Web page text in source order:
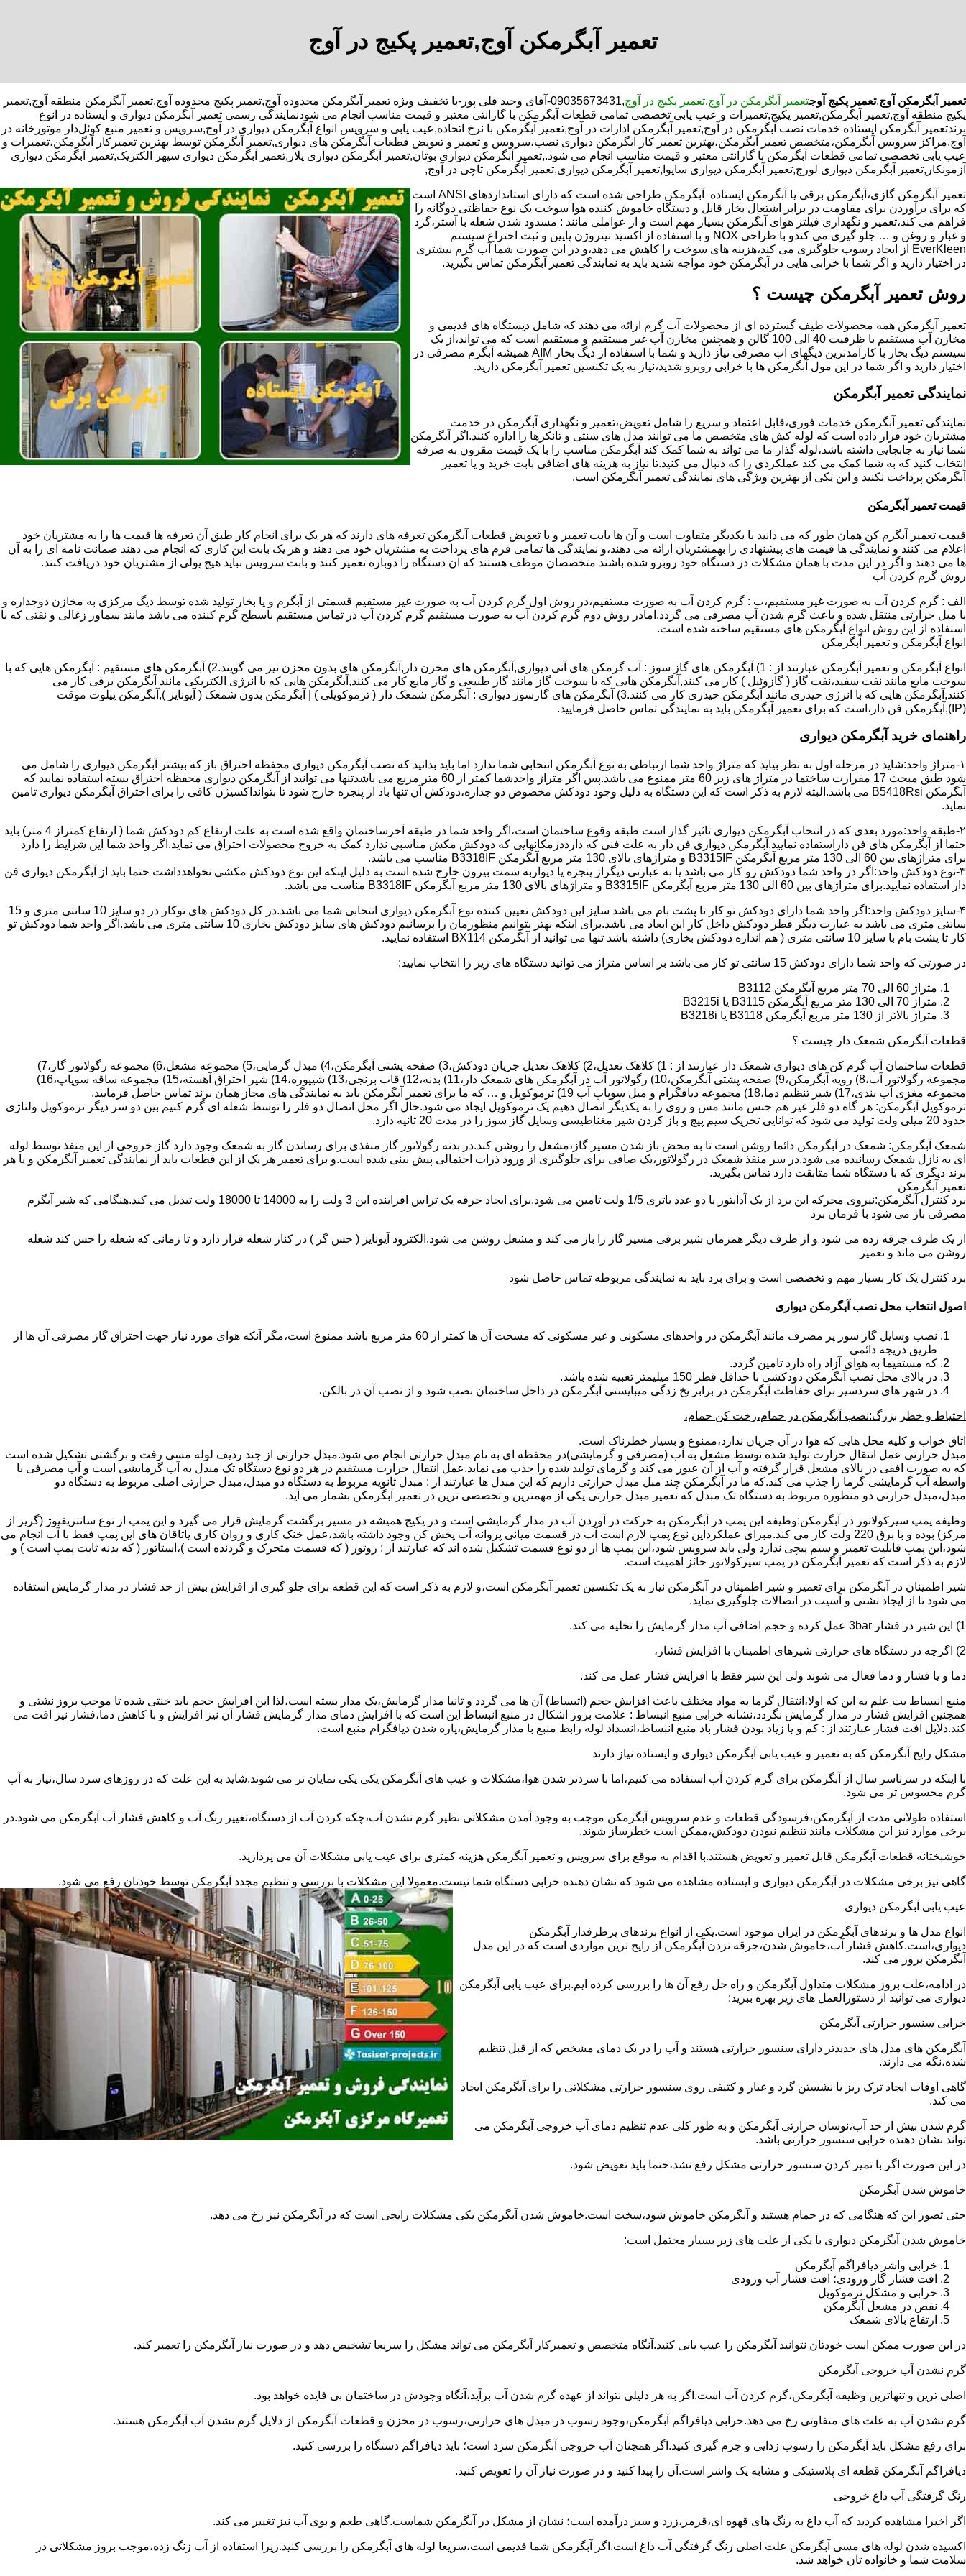
تعمیر آبگرمکن آوج,تعمیر پکیج در آوج
تعمیر آبگرمکن آوج,تعمیر پکیج آوجتعمیر آبگرمکن در آوج,تعمیر پکیج در آوج
,09035673431-آقای وحید قلی پور-با تخفیف ویژه تعمیر آبگرمکن محدوده آوج,تعمیر پکیج محدوده آوج,تعمیر آبگرمکن منطقه آوج,تعمیر
پکیج منطقه آوج,تعمیر آبگرمکن,تعمیر پکیج,تعمیرات و عیب یابی تخصصی تمامی قطعات آبگرمکن با گارانتی معتبر و قیمت مناسب انجام می شودنمایندگی رسمی تعمیر آبگرمکن دیواری و ایستاده در انوع
برندتعمیر آبگرمکن ایستاده خدمات نصب آبگرمکن در آوج,تعمیر آبگرمکن ادارات در آوج,تعمیر آبگرمکن با نرخ اتحاده,عیب یابی و سرویس انواع آبگرمکن دیواری در آوج,سرویس و تعمیر منبع کوئل‌دار موتورخانه در
آوج,مراکز سرویس آبگرمکن،متخصص تعمیر آبگرمکن،بهترین تعمیر کار ابگرمکن دیواری نصب،سرویس و تعمیر و تعویض قطعات آبگرمکن های دیواری,تعمیر آبگرمکن توسط بهترین تعمیرکار آبگرمکن،تعمیرات و
عیب یابی تخصصی تمامی قطعات آبگرمکن با گارانتی معتبر و قیمت مناسب انجام می شود.,تعمیر آبگرمکن دیواری بوتان,تعمیر آبگرمکن دیواری پلار,تعمیر آبگرمکن دیواری سپهر الکتریک,تعمیر آبگرمکن دیواری
آزمونکار,تعمیر آبگرمکن دیواری لورچ,تعمیر آبگرمکن دیواری سایوا,تعمیر آبگرمکن دیواری,تعمیر آبگرمکن تاچی در آوج,
تعمیر آبگرمکن گازی،آبگرمکن برقی یا آبگرمکن ایستاده ​ آبگرمکن طراحی شده است که دارای استانداردهای ANSI است
که برای برآوردن برای مقاومت در برابر اشتعال بخار قابل و دستگاه خاموش کننده هوا سوخت یک نوع حفاظتی دوگانه را
فراهم می کند،تعمیر و نگهداری فیلتر هوای آبگرمکن بسیار مهم است و از عواملی مانند : مسدود شدن شعله با آستر،گرد
و غبار و روغن و … جلو گیری می کندو با طراحی NOX و با استفاده از اکسید نیتروژن پایین و ثبت اختراع سیستم
EverKleen از ایجاد رسوب جلوگیری می کند،هزینه های سوخت را کاهش می دهد،و در این صورت شما آب گرم بیشتری
در اختیار دارید و اگر شما با خرابی هایی در آبگرمکن خود مواجه شدید باید به نمایندگی تعمیر آبگرمکن تماس بگیرید.
روش تعمیر آبگرمکن چیست ؟
تعمیر آبگرمکن همه محصولات طیف گسترده ای از محصولات آب گرم ارائه می دهند که شامل دیستگاه های قدیمی و
مخازن آب مستقیم با ظرفیت 40 الی 100 گالن و همچنین مخازن آب غیر مستقیم و مستقیم است که می تواند،از یک
سیستم دیگ بخار با کارآمدترین دیگهای آب مصرفی نیاز دارید و شما با استفاده از دیگ بخار AIM همیشه آبگرم مصرفی در
اختیار دارید و اگر شما در این مول آبگرمکن ها با خرابی روبرو شدید،نیاز به یک تکنسین تعمیر آبگرمکن دارید.
نمایندگی تعمیر آبگرمکن
نمایندگی تعمیر آبگرمکن خدمات فوری،قابل اعتماد و سریع را شامل تعویض،تعمیر و نگهداری آبگرمکن در خدمت
مشتریان خود قرار داده است که لوله کش های متخصص ما می توانند مدل های سنتی و تانکرها را اداره کنند.اگر آبگرمکن
شما نیاز به جابجایی داشته باشد،لوله گذار ما می تواند به شما کمک کند آبگرمکن مناسب را با یک قیمت مقرون به صرفه
انتخاب کنید که به شما کمک می کند عملکردی را که دنبال می کنید.تا نیاز به هزینه های اضافی بابت خرید و یا تعمیر
آبگرمکن پرداخت نکنید و این یکی از بهترین ویژگی های نمایندگی تعمیر آبگرمکن است.
قیمت تعمیر آبگرمکن
قیمت تعمیر آبگرم کن همان طور که می دانید با یکدیگر متفاوت است و آن ها بابت تعمیر و یا تعویض قطعات آبگرمکن تعرفه های دارند که هر یک برای انجام کار طبق آن تعرفه ها قیمت ها را به مشتریان خود
اعلام می کنند و نمایندگی ها قیمت های پیشنهادی را بهمشتریان ارائه می دهند،و نمایندگی ها تمامی فرم های پرداخت به مشتریان خود می دهند و هر یک بابت این کاری که انجام می دهند ضمانت نامه ای را به آن
ها می دهند و اگر در این مدت با همان مشکلات در دستگاه خود روبرو شده باشند متخصصان موظف هستند که ان دستگاه را دوباره تعمیر کنند و بابت سرویس نباید هیچ پولی از مشتریان خود دریافت کنند.
روش گرم کردن آب
الف : گرم کردن آب به صورت غیر مستقیم،ب : گرم کردن آب به صورت مستقیم،در روش اول گرم کردن آب به صورت غیر مستقیم قسمتی از آبگرم و یا بخار تولید شده توسط دیگ مرکزی به مخازن دوجداره و
یا مبل حرارتی منتقل شده و باعث گرم شدن آب مصرفی می گردد.امادر روش دوم گرم کردن آب به صورت مستقیم گرم کردن آب در تماس مستقیم باسطح گرم کننده می باشد مانند سماور زغالی و نفتی که با
استفاده از این روش انواع آبگرمکن های مستقیم ساخته شده است.
انواع آبگرمکن و تعمیر آبگرمکن
انواع آبگرمکن و تعمیر آبگرمکن عبارتند از : 1) آبگرمکن های گاز سوز : آب گرمکن های آنی دیواری,آبگرمکن های مخزن دار,آبگرمکن های بدون مخزن نیز می گویند.2) آبگرمکن های مستقیم : آبگرمکن هایی که با
سوخت مایع مانند نفت سفید،نفت گاز ( گازوئیل ) کار می کنند,آبگرمکن هایی که با سوخت گاز مانند گاز طبیعی و گاز مایع کار می کنند,آبگرمکن هایی که با انرژی الکتریکی مانند آبگرمکن برقی کار می
کنند,آبگرمکن هایی که با انرژی حیدری مانند آبگرمکن حیدری کار می کنند.3) آبگرمکن های گازسوز دیواری : آبگرمکن شمعک دار ( ترموکوپلی ) | آبگرمکن بدون شمعک ( آیونایز ),آبگرمکن پیلوت موقت
(IP),آبگرمکن فن دار،است که برای تعمیر آبگرمکن باید به نمایندگی تماس حاصل فرمایید.
راهنمای خرید آبگرمکن دیواری
۱-متراژ واحد:شاید در مرحله اول به نظر بیاید که متراژ واحد شما ارتباطی به نوع آبگرمکن انتخابی شما ندارد اما باید بدانید که نصب آبگرمکن دیواری محفظه احتراق باز که بیشتر آبگرمکن دیواری را شامل می
شود طبق مبحث 17 مقرارت ساختما در متراژ های زیر 60 متر ممنوع می باشد.پس اگر متراژ واحدشما کمتر از 60 متر مربع می باشدتنها می توانید از آبگرمکن دیواری محفظه احتراق بسته استفاده نمایید که
آبگرمکن B5418Rsi می باشد.البته لازم به ذکر است که این دستگاه به دلیل وجود دودکش مخصوص دو جداره،دودکش آن تنها باد از پنجره خارج شود تا بتوانداکسیژن کافی را برای احتراق آبگرمکن دیواری تامین
نماید.
۲-طبقه واحد:مورد بعدی که در انتخاب آبگرمکن دیواری تاثیر گذار است طبقه وقوع ساختمان است،اگر واحد شما در طبقه آخرساختمان واقع شده است به علت ارتفاع کم دودکش شما ( ارتفاع کمتراز 4 متر) باید
حتما از آبگرمکن های فن داراستفاده نمایید.آبگرمکن دیواری فن دار به علت فنی که دارددرمکانهایی که دودکش مکش مناسبی ندارد کمک به خروج محصولات احتراق می نماید.اگر واحد شما این شرایط را دارد
برای متراژهای بین 60 الی 130 متر مربع آبگرمکن B3315IF و متراژهای بالای 130 متر مربع آبگرمکن B3318IF مناسب می باشد.
۳-نوع دودکش واحد:اگر در واحد شما دودکش رو کار می باشد یا به عبارتی دیگراز پنجره یا دیواربه سمت بیرون خارج شده است به دلیل اینکه این نوع دودکش مکشی نخواهدداشت حتما باید از آبگرمکن دیواری فن
دار استفاده نمایید.برای متراژهای بین 60 الی 130 متر مربع آبگرمکن B3315IF و متراژهای بالای 130 متر مربع آبگرمکن B3318IF مناسب می باشد.
۴-سایز دودکش واحد:اگر واحد شما دارای دودکش تو کار تا پشت بام می باشد سایز این دودکش تعیین کننده نوع آبگرمکن دیواری انتخابی شما می باشد.در کل دودکش های توکار در دو سایز 10 سانتی متری و 15
سانتی متری می باشد به عبارت دیگر قطر دودکش داخل کار این ابعاد می باشد.برای اینکه بهتر بتوانیم منظورمان را برسانیم دودکش های سایز دودکش بخاری 10 سانتی متری می باشد.اگر واحد شما دودکش تو
کار تا پشت بام با سایز 10 سانتی متری ( هم اندازه دودکش بخاری) داشته باشد تنها می توانید از آبگرمکن BX114 استفاده نمایید.
در صورتی که واحد شما دارای دودکش 15 سانتی تو کار می باشد بر اساس متراژ می توانید دستگاه های زیر را انتخاب نمایید:
متراژ 60 الی 70 متر مربع آبگرمکن B3112
متراژ 70 الی 130 متر مربع آبگرمکن B3115 یا B3215i
متراژ بالاتر از 130 متر مربع آبگرمکن B3118 یا B3218i
قطعات آبگرمکن شمعک دار چیست ؟
قطعات ساختمان آب گرم کن های دیواری شمعک دار عبارتند از : 1) کلاهک تعدیل،2) کلاهک تعدیل جریان دودکش،3) صفحه پشتی آبگرمکن،4) مبدل گرمایی،5) مجموعه مشعل،6) مجموعه رگولاتور گاز،7)
مجموعه رگولاتور آب،8) رویه آبگرمکن،9) صفحه پشتی آبگرمکن،10) رگولاتور آب در آبگرمکن های شمعک دار،11) بدنه،12) قاب برنجی،13) شیپوره،14) شیر احتراق آهسته،15) مجموعه ساقه سوپاپ،16)
مجموعه مغزی آب بندی،17) شیر تنظیم دما،18) مجموعه دیافگرام و میل سوپاپ آب 19) ترموکوپل و … که ما برای تعمیر آبگرمکن باید به نمایندگی های مجاز همان برند تماس حاصل فرمایید.
ترموکوپل آبگرمکن: هر گاه دو فلز غیر هم جنس مانند مس و روی را به یکدیگر اتصال دهیم یک ترموکوپل ایجاد می شود.حال اگر محل اتصال دو فلز را توسط شعله ای گرم کنیم بین دو سر دیگر ترموکوپل ولتاژی
حدود 20 میلی ولت تولید می شود که توانایی تحریک سیم پیچ و باز کردن شیر مغناطیسی وسایل گاز سوز را در مدت 20 ثانیه دارد.
شمعک آبگرمکن: شمعک در آبگرمکن دائما روشن است تا به محض باز شدن مسیر گاز،مشعل را روشن کند.در بدنه رگولاتور گاز منفذی برای رساندن گاز به شمعک وجود دارد گاز خروجی از این منفذ توسط لوله
ای به نازل شمعک رسانیده می شود.در سر منفذ شمعک در رگولاتور،یک صافی برای جلوگیری از ورود ذرات احتمالی پیش بینی شده است.و برای تعمیر هر یک از این قطعات باید از نمایندگی تعمیر آبگرمکن و یا هر
برند دیگری که با دستگاه شما متابقت دارد تماس بگیرید.
تعمیر آبگرمکن
برد کنترل آبگرمکن:نیروی محرکه این برد از یک آدابتور یا دو عدد باتری 1/5 ولت تامین می شود.برای ایجاد جرقه یک تراس افزاینده این 3 ولت را به 14000 تا 18000 ولت تبدیل می کند.هنگامی که شیر آبگرم
مصرفی باز می شود با فرمان برد
از یک طرف جرقه زده می شود و از طرف دیگر همزمان شیر برقی مسیر گاز را باز می کند و مشعل روشن می شود.الکترود آیونایز ( حس گر ) در کنار شعله قرار دارد و تا زمانی که شعله را حس کند شعله
روشن می ماند و تعمیر
برد کنترل یک کار بسیار مهم و تخصصی است و برای برد باید به نمایندگی مربوطه تماس حاصل شود
اصول انتخاب محل نصب آبگرمکن دیواری
نصب وسایل گاز سوز پر مصرف مانند آبگرمکن در واحدهای مسکونی و غیر مسکونی که مسحت آن ها کمتر از 60 متر مربع باشد ممنوع است،مگر آنکه هوای مورد نیاز جهت احتراق گاز مصرفی آن ها از
طریق دریچه دائمی
که مستقیما به هوای آزاد راه دارد تامین گردد.
در بالای محل نصب آبگرمکن دودکشی با حداقل قطر 150 میلیمتر تعبیه شده باشد.
در شهر های سردسیر برای حفاظت آبگرمکن در برابر یخ زدگی میبایستی آبگرمکن در داخل ساختمان نصب شود و از نصب آن در بالکن،
احتیاط و خطر بزرگ:نصب آبگرمکن در حمام،رخت کن حمام،
اتاق خواب و کلیه محل هایی که هوا در آن جریان ندارد،ممنوع و بسیار خطرناک است.
مبدل حرارتی عمل انتقال حرارت تولید شده توسط مشعل به آب (مصرفی و گرمایشی)در محفظه ای به نام مبدل حرارتی انجام می شود.مبدل حرارتی از چند ردیف لوله مسی رفت و برگشتی تشکیل شده است
که به صورت افقی در بالای مشعل قرار گرفته و آب از آن عبور می کند و گرمای تولید شده را جذب می نماید.عمل انتقال حرارت مستقیم در هر دو نوع دستگاه تک مبدل به آب گرمایشی است و آب مصرفی با
واسطه آب گرمایشی گرما را جذب می کند.که ما در آبگرمکن چند مبل مبدل حرارتی داریم که این مبدل ها عبارتند از : مبدل ثانویه مربوط به دستگاه دو مبدل،مبدل حرارتی اصلی مربوط به دستگاه دو
مبدل،مبدل حرارتی دو منظوره مربوط به دستگاه تک مبدل که تعمیر مبدل حرارتی یکی از مهمترین و تخصصی ترین در تعمیر آبگرمکن بشمار می آید.
وظیفه پمپ سیرکولاتور در آبگرمکن:وظیفه این پمپ در آبگرمکن به حرکت در آوردن آب در مدار گرمایشی است و در پکیج همیشه در مسیر برگشت گرمایش قرار می گیرد و این پمپ از نوع سانتریفیوژ (گریز از
مرکز) بوده و با برق 220 ولت کار می کند.مبرای عملکرداین نوع پمپ لازم است آب در قسمت میانی پروانه آب پخش کن وجود داشته باشد،عمل خنک کاری و روان کاری یاتاقان های این پمپ فقط با آب انجام می
شود،این پمپ قابلیت تعمیر و سیم پیچی ندارد ولی باید سرویس شود،این پمپ ها از دو نوع قسمت تشکیل شده اند که عبارتند از : روتور ( که قسمت متحرک و گردنده است )،استاتور ( که بدنه ثابت پمپ است ) و
لازم به ذکر است که تعمیر آبگرمکن در پمپ سیرکولاتور حائز اهمیت است.
شیر اطمینان در آبگرمکن برای تعمیر و شیر اطمینان در آبگرمکن نیاز به یک تکنسین تعمیر آبگرمکن است،و لازم به ذکر است که این قطعه برای جلو گیری از افزایش بیش از حد فشار در مدار گرمایش استفاده
می شود تا از ایجاد نشتی و آسیب در اتصالات جلوگیری نماید.
1) این شیر در فشار 3bar عمل کرده و حجم اضافی آب مدار گرمایش را تخلیه می کند.
2) اگرچه در دستگاه های حرارتی شیرهای اطمینان با افزایش فشار،
دما و یا فشار و دما فعال می شوند ولی این شیر فقط با افزایش فشار عمل می کند.
منبع انبساط بت علم به این که اولا،انتقال گرما به مواد مختلف باعث افزایش حجم (اتبساط) آن ها می گردد و ثانیا مدار گرمایش،یک مدار بسته است،لذا این افزایش حجم باید خنثی شده تا موجب بروز نشتی و
همچنین افزایش فشار در مدار گرمایش نگردد،نشانه خرابی منبع انبساط : علامت بروز اشکال در منبع انبساط این است که با افزایش دمای مدار گرمایش فشار آن نیز افزایش و با کاهش دما،فشار نیز افت می
کند.دلایل افت فشار عبارتند از : کم و یا زیاد بودن فشار باد منبع انبساط،انسداد لوله رابط منبع با مدار گرمایش،پاره شدن دیافگرام منبع است.
مشکل رایج آبگرمکن که به تعمیر و عیب یابی آبگرمکن دیواری و ایستاده نیاز دارند
با اینکه در سرتاسر سال از آبگرمکن برای گرم کردن آب استفاده می کنیم،اما با سردتر شدن هوا،مشکلات و عیب های آبگرمکن یکی یکی نمایان تر می شوند.شاید به این علت که در روزهای سرد سال،نیاز به آب
گرم محسوس تر می شود.
استفاده طولانی مدت از آبگرمکن،فرسودگی قطعات و عدم سرویس آبگرمکن موجب به وجود آمدن مشکلاتی نظیر گرم نشدن آب،چکه کردن آب از دستگاه،تغییر رنگ آب و کاهش فشار آب آبگرمکن می شود.در
برخی موارد نیز این مشکلات مانند تنظیم نبودن دودکش،ممکن است خطرساز شوند.
خوشبختانه قطعات آبگرمکن قابل تعمیر و تعویض هستند.با اقدام به موقع برای سرویس و تعمیر آبگرمکن هزینه کمتری برای عیب یابی مشکلات آن می پردازید.
گاهی نیز برخی مشکلات در آبگرمکن دیواری و ایستاده مشاهده می شود که نشان دهنده خرابی دستگاه شما نیست.معمولا این مشکلات با بررسی و تنظیم مجدد آبگرمکن توسط خودتان رفع می شود.
عیب یابی آبگرمکن دیواری
انواع مدل ها و برندهای آبگرمکن در ایران موجود است.یکی از انواع برندهای پرطرفدار آبگرمکن
دیواری،است.کاهش فشار آب،خاموش شدن،جرقه نزدن آبگرمکن از رایج ترین مواردی است که در این مدل
آبگرمکن بروز می کند.
در ادامه،علت بروز مشکلات متداول آبگرمکن و راه حل رفع آن ها را بررسی کرده ایم.برای عیب یابی آبگرمکن
دیواری می توانید از دستورالعمل های زیر بهره ببرید:
خرابی سنسور حرارتی آبگرمکن
آبگرمکن های مدل های جدیدتر دارای سنسور حرارتی هستند و آب را در یک دمای مشخص که از قبل تنظیم
شده،نگه می دارند.
گاهی اوقات ایجاد ترک ریز یا نشستن گرد و غبار و کثیفی روی سنسور حرارتی مشکلاتی را برای آبگرمکن ایجاد
می کند.
گرم شدن بیش از حد آب،نوسان حرارتی آبگرمکن و به طور کلی عدم تنظیم دمای آب خروجی آبگرمکن می
تواند نشان دهنده خرابی سنسور حرارتی باشد.
در این صورت اگر با تمیز کردن سنسور حرارتی مشکل رفع نشد،حتما باید تعویض شود.
خاموش شدن آبگرمکن
حتی تصور این که هنگامی که در حمام هستید و آبگرمکن خاموش شود،سخت است.خاموش شدن آبگرمکن یکی مشکلات رایجی است که در آبگرمکن نیز رخ می دهد.
خاموش شدن آبگرمکن دیواری با یکی از علت های زیر بسیار محتمل است:
خرابی واشر دیافراگم آبگرمکن
افت فشار گاز ورودی؛ افت فشار آب ورودی
خرابی و مشکل ترموکوپل
نقص در مشعل آبگرمکن
ارتفاع بالای شمعک
در این صورت ممکن است خودتان نتوانید آبگرمکن را عیب یابی کنید.آنگاه متخصص و تعمیرکار آبگرمکن می تواند مشکل را سریعا تشخیص دهد و در صورت نیاز آبگرمکن را تعمیر کند.
گرم نشدن آب خروجی آبگرمکن
اصلی ترین و تنهاترین وظیفه آبگرمکن،گرم کردن آب است.اگر به هر دلیلی نتواند از عهده گرم شدن آب برآید،آنگاه وجودش در ساختمان بی فایده خواهد بود.
گرم نشدن آب به علت های متفاوتی رخ می دهد.خرابی دیافراگم آبگرمکن،وجود رسوب در مبدل های حرارتی،رسوب در مخزن و قطعات آبگرمکن از دلایل گرم نشدن آب آبگرمکن هستند.
برای رفع مشکل باید آبگرمکن را رسوب زدایی و جرم گیری کنید.اگر همچنان آب خروجی آبگرمکن سرد است؛ باید دیافراگم دستگاه را بررسی کنید.
دیافراگم آبگرمکن قطعه ای پلاستیکی و مشابه یک واشر است.آن را پیدا کنید و در صورت نیاز آن را تعویض کنید.
رنگ گرفتگی آب داغ خروجی
اگر اخیرا مشاهده کردید که آب داغ به رنگ های قهوه ای،قرمز،زرد و سبز درآمده است؛ نشان از مشکل در آبگرمکن شماست.گاهی طعم و بوی آب نیز تغییر می کند.
اکسیده شدن لوله های مسی آبگرمکن علت اصلی رنگ گرفتگی آب داغ است.اگر آبگرمکن شما قدیمی است،سریعا لوله های آبگرمکن را بررسی کنید.زیرا استفاده از آب زنگ زده،موجب بروز مشکلاتی در
سلامت شما و خانواده تان خواهد شد.